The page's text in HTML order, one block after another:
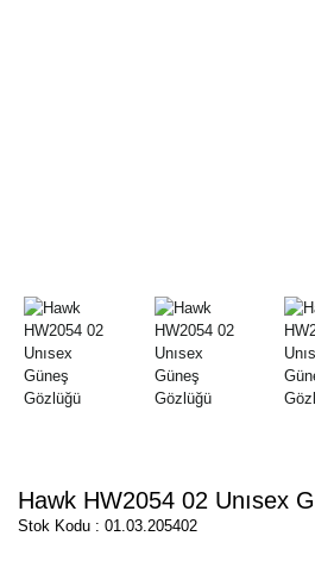
Hawk HW2054 02 Unısex
Stok Kodu : 01.03.205402